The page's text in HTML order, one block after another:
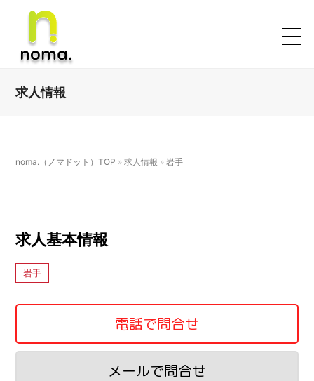
求人情報
noma.（ノマドット）TOP »求人情報 »岩手
求人基本情報
岩手
電話で問合せ
メールで問合せ